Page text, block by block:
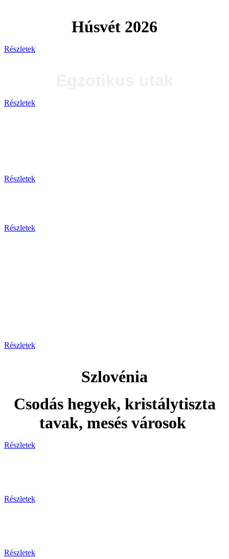
Húsvét 2026
Részletek
Részletek
Részletek
Részletek
Részletek
Szlovénia
Csodás hegyek, kristálytiszta
tavak, mesés városok
Részletek
Részletek
Részletek